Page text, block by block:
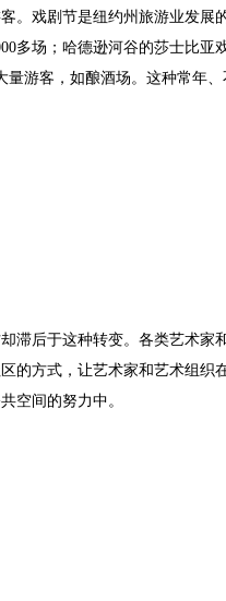
。戏剧节是纽约州旅游业发展
多场；哈德逊河谷的莎士比亚
游客，如酿酒场。这种常年
滞后于这种转变。各类艺术家
的方式，让艺术家和艺术组织
空间的努力中。